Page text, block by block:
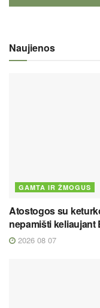
Naujienos
GAMTA IR ŽMOGUS
Atostogos su
nepamišti keliaujant
2026 08 07